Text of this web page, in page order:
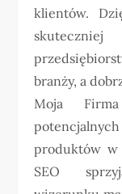
klientów.
branży, a
Moja
produktów w
SEO